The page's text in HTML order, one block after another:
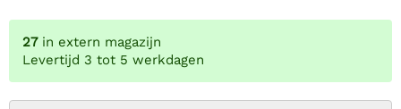
27 in extern magazijn
Levertijd 3 tot 5 werkdagen